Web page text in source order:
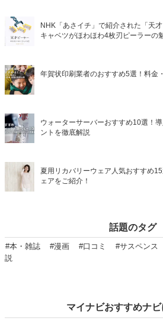
NHK「あさイチ」で紹介された「天
キャベツがほわほわ4枚刃ピーラーの
年賀状印刷業者のおすすめ5選！料金
ウォーターサーバーおすすめ10選！
ントを徹底解説
夏用リカバリーウェア人気おすすめ
ェアをご紹介！
話題のタグ
#本・雑誌 #漫画 #口コミ #サスペンス
説
マイナビおすすめナ